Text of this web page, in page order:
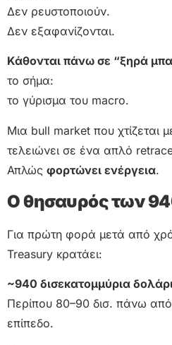
Δεν ρευστοποιούν.
Δεν εξαφανίζονται.
Κάθονται πάνω σε “ξηρά
το σήμα:
το γύρισμα του macro.
Μια bull market που χτίζεται
τελειώνει σε ένα απλό
Απλώς φορτώνει ενέργεια.
Ο θησαυρός των
Για πρώτη φορά μετά από
Treasury κρατάει:
~940 δισεκατομμύρια
Περίπου 80–90 δισ. πάνω από
επίπεδο.